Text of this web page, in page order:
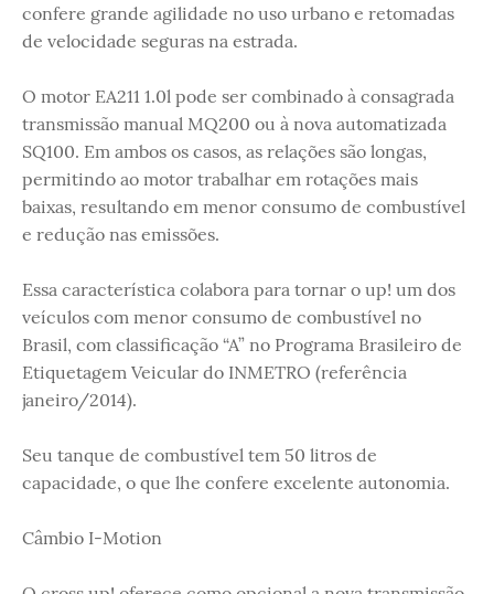
confere grande agilidade no uso urbano e retomadas
de velocidade seguras na estrada.
O motor EA211 1.0l pode ser combinado à consagrada
transmissão manual MQ200 ou à nova automatizada
SQ100. Em ambos os casos, as relações são longas,
permitindo ao motor trabalhar em rotações mais
baixas, resultando em menor consumo de combustível
e redução nas emissões.
Essa característica colabora para tornar o up! um dos
veículos com menor consumo de combustível no
Brasil, com classificação “A” no Programa Brasileiro de
Etiquetagem Veicular do INMETRO (referência
janeiro/2014).
Seu tanque de combustível tem 50 litros de
capacidade, o que lhe confere excelente autonomia.
Câmbio I-Motion